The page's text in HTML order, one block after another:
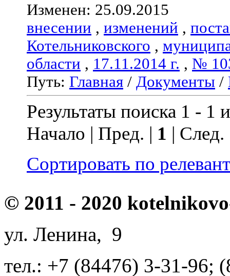
Изменен: 25.09.2015
внесении , изменений ,
Котельниковского ,
области , 17.11.2014 г. , №
Путь: Главная / Документы /
Результаты поиска 1 - 1
Начало | Пред. | 1 |
Сортировать по
© 2011 - 2020
ул. Ленина, 9
тел.: +7 (84476) 3-31-96;